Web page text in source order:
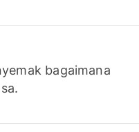
bagaimana